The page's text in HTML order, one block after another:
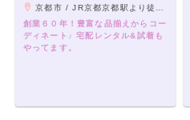
京都市 / JR京都京都駅より徒歩7分 / 地下鉄烏丸線・五条駅より徒歩4分
創業６０年！豊富な品揃えからコー
ディネート♪ 宅配レンタル&試着も
やってます。